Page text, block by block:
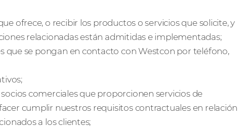
ofrece, o recibir los productos o servicios que solicite, y
relacionadas están admitidas e implementadas;
que se pongan en contacto con Westcon por teléfono,
comerciales que proporcionen servicios de
cumplir nuestros requisitos contractuales en relación
a los clientes;